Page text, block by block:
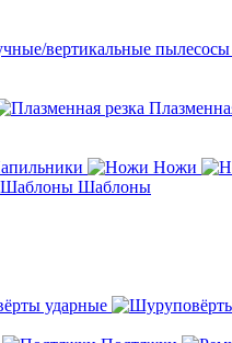
вертикальные пылесосы
Ножи
Шаблоны
ударные